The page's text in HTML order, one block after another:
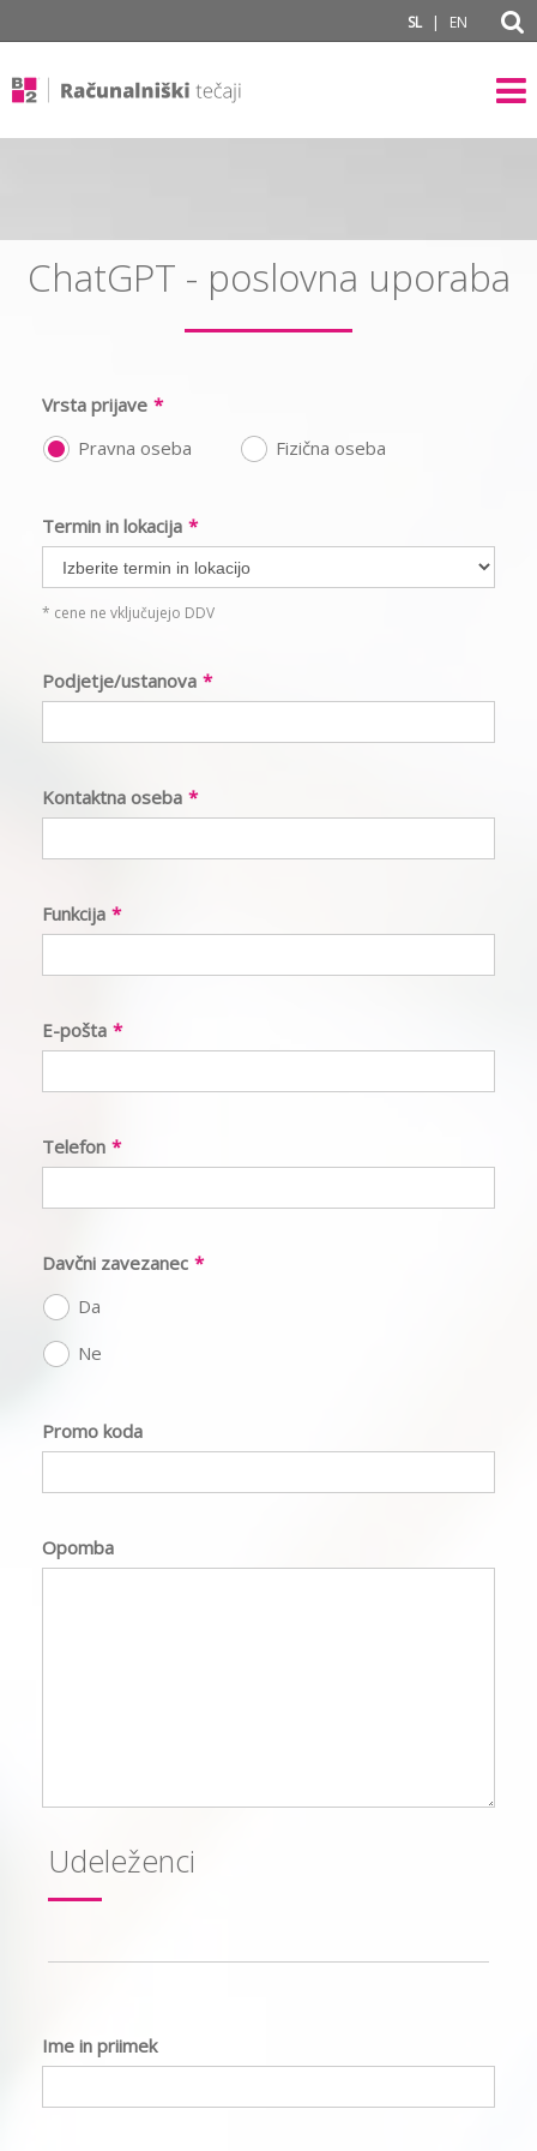
SL | EN
ChatGPT - poslovna uporaba
Vrsta prijave *
Pravna oseba
Fizična oseba
Termin in lokacija *
* cene ne vključujejo DDV
Podjetje/ustanova *
Kontaktna oseba *
Funkcija *
E-pošta *
Telefon *
Davčni zavezanec *
Da
Ne
Promo koda
Opomba
Udeleženci
Ime in priimek